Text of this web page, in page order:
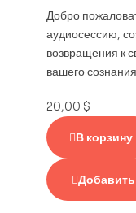
Добро
аудиосессию,
возвращения к
вашего
20,00 $
В корзину